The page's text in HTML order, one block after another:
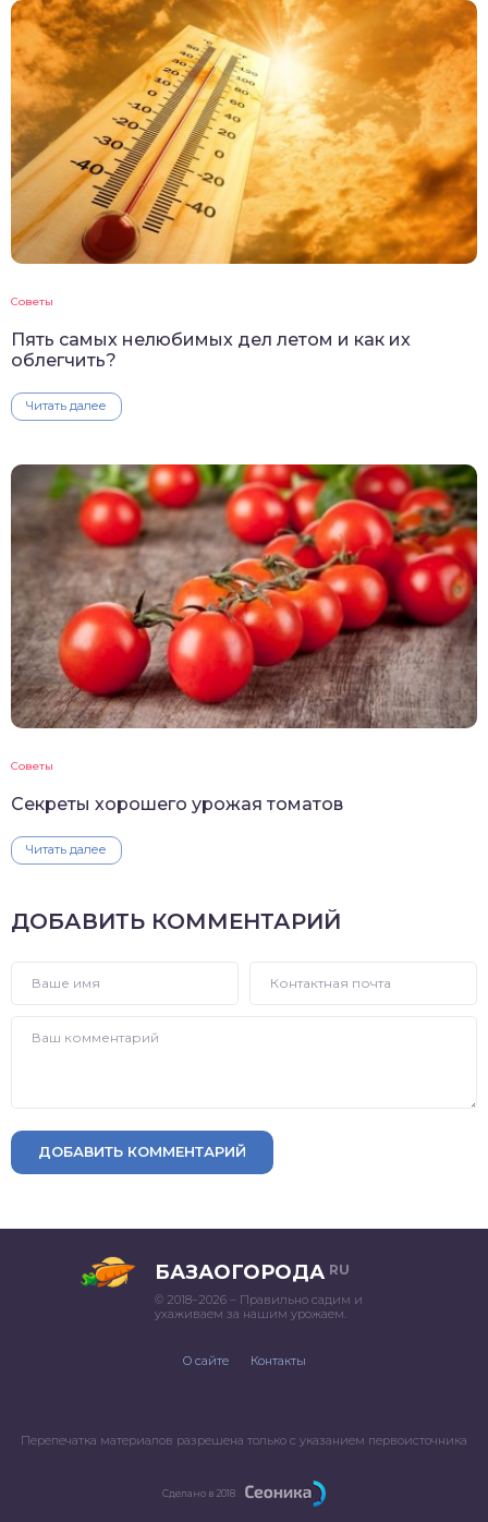
Советы
Пять самых нелюбимых дел летом и как их
облегчить?
Читать далее
Советы
Секреты хорошего урожая томатов
Читать далее
ДОБАВИТЬ КОММЕНТАРИЙ
ДОБАВИТЬ КОММЕНТАРИЙ
БАЗАОГОРОДА RU
© 2018–2026 – Правильно садим и
ухаживаем за нашим урожаем.
О сайте Контакты
Перепечатка материалов разрешена только с указанием первоисточника
Сделано в 2018